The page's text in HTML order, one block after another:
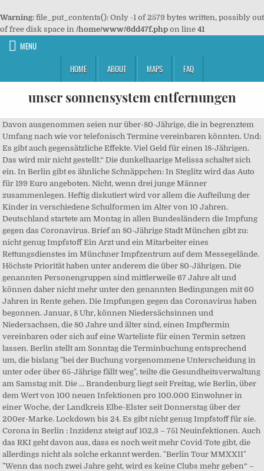
Warning: file_put_contents(): Only -1 of 2579 bytes written, possibly out
of free disk space in /home/www/6dd47f.php on line 41
MENU
HOME
ABOUT MAPS FAQ
unser sonnensystem entfernungen
Davon ausgenommen seien nur über-80-Jährige, die in begrenztem
Umfang nach wie vor telefonisch Termine vereinbaren könnten. Und:
Es gibt auch gegensätzliche Effekte. Viel Geld für einen 18-Jährigen.
Das wird mir nicht gestellt.“ Die dunkelhaarige Melissa schaltet sich
ein. In Berlin gibt es ähnliche Schnäppchen: In Steglitz wird das Auto
für 199 Euro angeboten. Nicht, wenn drei junge Männer
zusammenlegen. Heftig diskutiert wird vor allem die Aufteilung der
Kinder in verschiedene Schulformen im Alter von 10 Jahren.
Deutschland startete am Montag in allen Bundesländern die Impfung
gegen das Coronavirus. Brief an 80-Jährige Stadt München gibt zu:
nicht genug Impfstoff Ein Arzt und ein Mitarbeiter eines
Rettungsdienstes im Münchner Impfzentrum auf dem Messegelände.
Höchste Priorität haben unter anderem die über 80-Jährigen. Die
genannten Personengruppen sind mittlerweile 67 Jahre alt und
können daher nicht mehr unter den genannten Bedingungen mit 60
Jahren in Rente gehen. Die Impfungen gegen das Coronavirus haben
begonnen. Januar, 8 Uhr, können Niedersächsinnen und
Niedersachsen, die 80 Jahre und älter sind, einen Impftermin
vereinbaren oder sich auf eine Warteliste für einen Termin setzen
lassen. Berlin stellt am Sonntag die Terminbuchung entsprechend
um, die bislang "bei der Buchung vorgenommene Unterscheidung in
unter oder über 65-Jährige fällt weg", teilte die Gesundheitsverwaltung
am Samstag mit. Die … Brandenburg liegt seit Freitag, wie Berlin, über
dem Wert von 100 neuen Infektionen pro 100.000 Einwohner in
einer Woche, der Landkreis Elbe-Elster seit Donnerstag über der
200er-Marke. Lockdown bis 24. Es gibt nicht genug Impfstoff für sie.
Corona in Berlin : Inzidenz steigt auf 102,3 – 751 Neuinfektionen. Auch
das RKI geht davon aus, dass es noch weit mehr Covid-Tote gibt, die
allerdings nicht als solche erkannt werden. "Berlin Tour MMXXII"
"Wenn das noch zwei Jahre geht, wird es keine Clubs mehr geben“ –